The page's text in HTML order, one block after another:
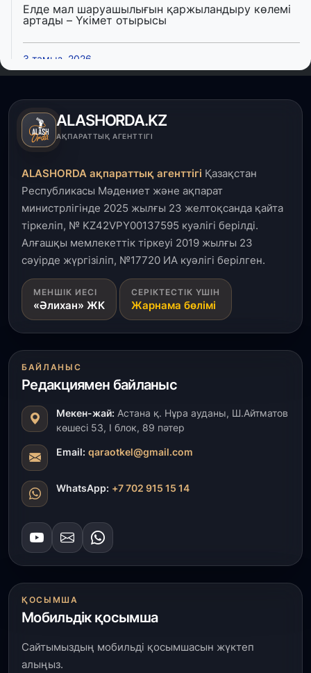
Елде мал шаруашылығын қаржыландыру көлемі
артады – Үкімет отырысы
3 тамыз, 2026
Өңірлерде жаңа вокзалдар, су құбыры,
пайдалануға берілді
3 тамыз, 2026
салынып жатыр
1 тамыз, 2026
Кинопоиск Қазақстан азаматтарының ең
танымал онлайн-кинотеатрына айналды
31 шілде, 2026
Ақмола облысындағы кездесуде кәсіпкерлер мен
ұстаздар «Әділет» партиясына өз ұсыныстарын
айтты
ҚР Президенті Орталық Азия елдеріне
ұзақмерзімді ынтымақтастық жоспарын әзірлеуді
ұсынды
31 шілде, 2026
«Ауыл аманаты»: Түркістанда 30,2 млрд теңгеге
4 223 жоба қаржыландырылды
31 шілде, 2026
толық ауыз сумен қамтылды
30 шілде, 2026
Түркістанда «Арыс-2» және Темір ауылының
Қордайлық қыз-келіншектер ұлттық нақыштағы
креативті бұйымдар шығаруда
ALASHORDA.KZ
АҚПАРАТТЫҚ АГЕНТТІГІ
ALASHORDA ақпараттық агенттігі Қазақстан
Республикасы Мәдениет және ақпарат
министрлігінде 2025 жылғы 23 желтоқсанда қайта
тіркеліп, № KZ42VPY00137595 куәлігі берілді.
Алғашқы мемлекеттік тіркеуі 2019 жылғы 23
сәуірде жүргізіліп, №17720 ИА куәлігі берілген.
МЕНШІК ИЕСІ
«Әлихан» ЖК
СЕРІКТЕСТІК ҮШІН
Жарнама бөлімі
БАЙЛАНЫС
Редакциямен байланыс
Мекен-жай: Астана қ. Нұра ауданы, Ш.Айтматов
көшесі 53, І блок, 89 пәтер
Email: qaraotkel@gmail.com
WhatsApp: +7 702 915 15 14
ҚОСЫМША
Мобильдік қосымша
Сайтымыздың мобильді қосымшасын жүктеп
алыңыз.